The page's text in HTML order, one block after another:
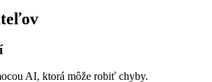
AI, ktorá môže robiť chyby.